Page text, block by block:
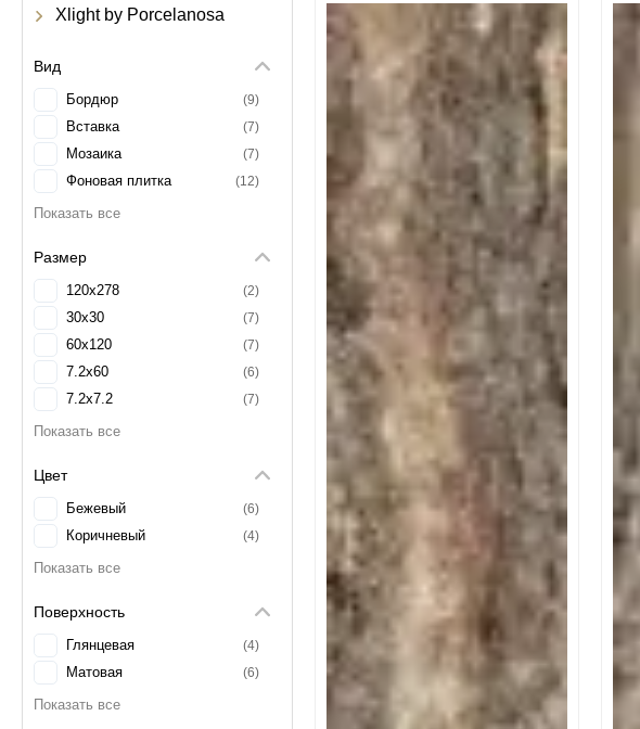
Xlight by Porcelanosa
Вид
Бордюр 9
Вставка 7
Мозаика 7
Фоновая плитка 12
Размер
120x278 2
30x30 7
60x120 7
7.2x60 6
7.2x7.2 7
7.2x80
Цвет
Бежевый 6
Коричневый 4
Поверхность
Глянцевая 4
Матовая 6